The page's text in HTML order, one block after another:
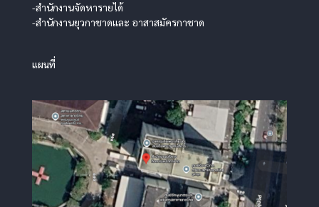
-สำนักงานจัดหารายได้
-สำนักงานยุวกาชาดและ อาสาสมัครกาชาด
แผนที่